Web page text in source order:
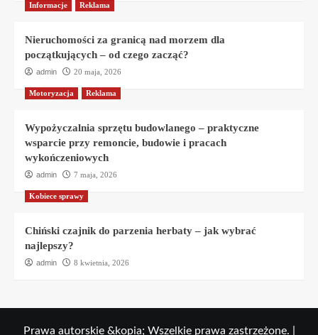
Informacje Reklama
Nieruchomości za granicą nad morzem dla
początkujących – od czego zacząć?
admin 20 maja, 2026
Motoryzacja Reklama
Wypożyczalnia sprzętu budowlanego – praktyczne
wsparcie przy remoncie, budowie i pracach
wykończeniowych
admin 7 maja, 2026
Kobiece sprawy
Chiński czajnik do parzenia herbaty – jak wybrać
najlepszy?
admin 8 kwietnia, 2026
Prawa autorskie &kopia; Wszelkie prawa zastrzeżone.